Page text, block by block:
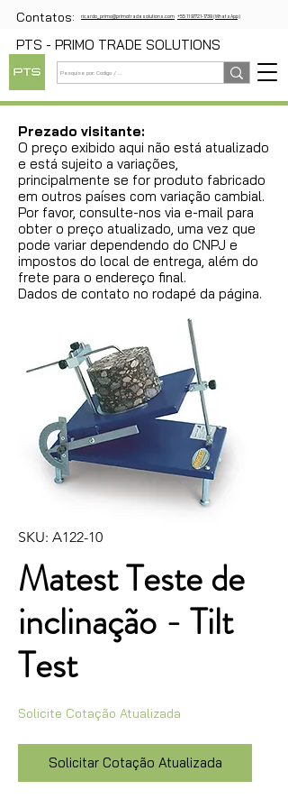
Contatos: ricardo_primo@primotradesolutions.com +55 11 97721-1739 (WhatsApp)
PTS - PRIMO TRADE SOLUTIONS
Prezado visitante:
O preço exibido aqui não está atualizado
e está sujeito a variações,
principalmente se for produto fabricado
em outros países com variação cambial.
Por favor, consulte-nos via e-mail para
obter o preço atualizado, uma vez que
pode variar dependendo do CNPJ e
impostos do local de entrega, além do
frete para o endereço final.
Dados de contato no rodapé da página.
SKU: A122-10
Matest Teste de
inclinação - Tilt
Test
Solicite Cotação Atualizada
Solicitar Cotação Atualizada